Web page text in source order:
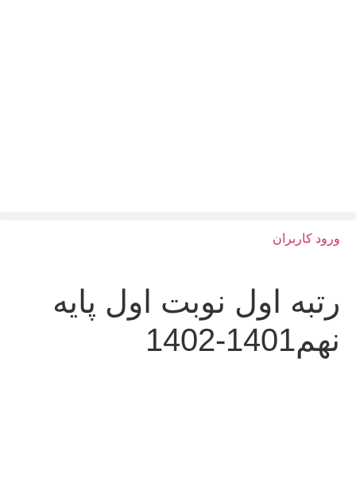
ورود کاربران
رتبه اول نوبت اول پایه
نهم1401-1402